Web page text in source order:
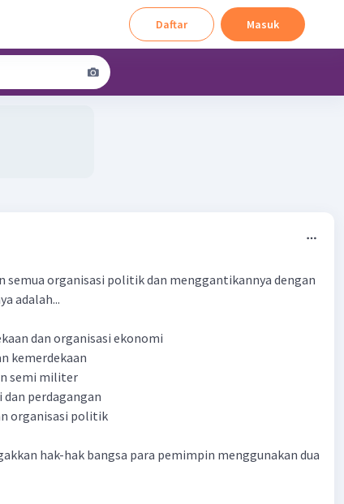
Daftar Masuk
semua organisasi politik dan menggantikannya dengan
adalah...
dan organisasi ekonomi
kemerdekaan
semi militer
dan perdagangan
organisasi politik
hak-hak bangsa para pemimpin menggunakan dua